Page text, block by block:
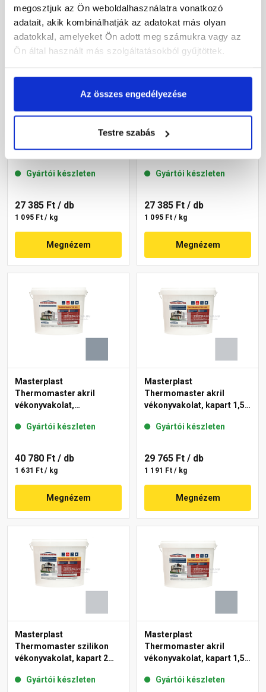
megosztjuk az Ön weboldalhasználatra vonatkozó
adatait, akik kombinálhatják az adatokat más olyan
adatokkal, amelyeket Ön adott meg számukra vagy az
Ön által használt más szolgáltatásokból gyűjtöttek.
Az összes engedélyezése
Testre szabás
vékonyvakolat,
46-D 25 kg
Gyártói készleten
27 385 Ft / db
1 095 Ft / kg
Megnézem
Masterplast
Thermomaster akril
vékonyvakolat, kapart 1,5
Gyártói készleten
27 385 Ft / db
1 095 Ft / kg
Megnézem
Masterplast
Thermomaster akril
vékonyvakolat,
50-D 25 kg
Gyártói készleten
40 780 Ft / db
1 631 Ft / kg
Megnézem
Masterplast
Thermomaster akril
vékonyvakolat, kapart 1,5
Gyártói készleten
29 765 Ft / db
1 191 Ft / kg
Megnézem
Masterplast
Thermomaster szilikon
vékonyvakolat, kapart 2
Gyártói készleten
Masterplast
Thermomaster akril
vékonyvakolat, kapart 1,5
Gyártói készleten